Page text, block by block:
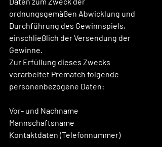
ordnungsgemäßen Abwicklung und
Durchführung des Gewinnspiels,
einschließlich der Versendung der
Gewinne.
Zur Erfüllung dieses Zwecks
verarbeitet Prematch folgende
personenbezogene Daten:
Vor- und Nachname
Mannschaftsname
Kontaktdaten (Telefonnummer)